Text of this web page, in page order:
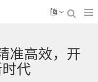
高效，开
代